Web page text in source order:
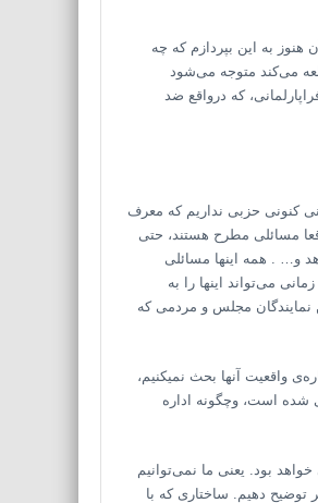
به این بپردازم که چه
می‌کند متوجه می‌شود
که درواقع ضد
کنونی حزبی نداریم که معرف
مسائلی مطرح هستند، حتی
و… . همه اینها مسائلی
می‌تواند اینها را به
نمایندگان مجلس و مردمی‌ که
واقعیت آنها بحث نمیکنیم،
شده است، وچگونه اداره
بود. یعنی ما نمی‌توانیم
دهیم. ساختاری که با